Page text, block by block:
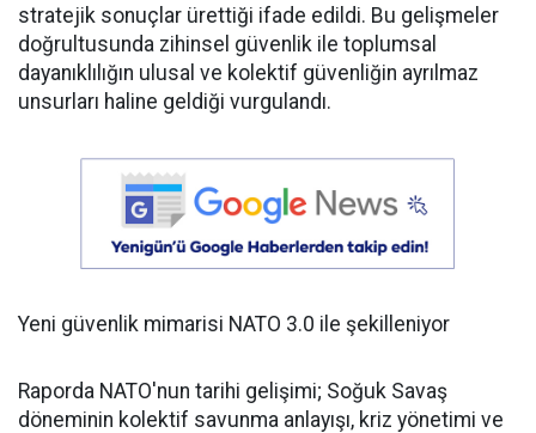
stratejik sonuçlar ürettiği ifade edildi. Bu gelişmeler
doğrultusunda zihinsel güvenlik ile toplumsal
dayanıklılığın ulusal ve kolektif güvenliğin ayrılmaz
unsurları haline geldiği vurgulandı.
Yeni güvenlik mimarisi NATO 3.0 ile şekilleniyor
Raporda NATO'nun tarihi gelişimi; Soğuk Savaş
döneminin kolektif savunma anlayışı, kriz yönetimi ve